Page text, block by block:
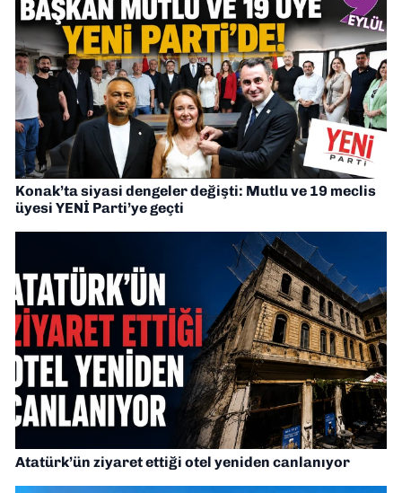
Konak’ta siyasi dengeler değişti: Mutlu ve 19 meclis
üyesi YENİ Parti’ye geçti
Atatürk’ün ziyaret ettiği otel yeniden canlanıyor